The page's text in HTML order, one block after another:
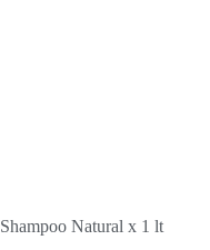
Shampoo Natural x 1 lt